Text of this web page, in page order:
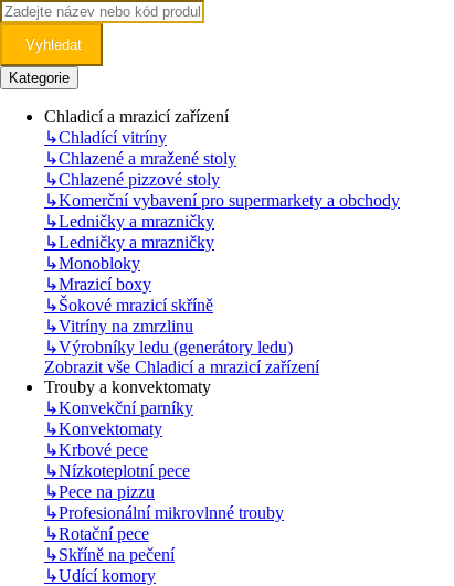
Vyhledat
Kategorie
Chladicí a mrazicí zařízení
↳Chladící vitríny
↳Chlazené a mražené stoly
↳Chlazené pizzové stoly
↳Komerční vybavení pro supermarkety a obchody
↳Ledničky a mrazničky
↳Ledničky a mrazničky
↳Monobloky
↳Mrazicí boxy
↳Šokové mrazicí skříně
↳Vitríny na zmrzlinu
↳Výrobníky ledu (generátory ledu)
Zobrazit vše Chladicí a mrazicí zařízení
Trouby a konvektomaty
↳Konvekční parníky
↳Konvektomaty
↳Krbové pece
↳Nízkoteplotní pece
↳Pece na pizzu
↳Profesionální mikrovlnné trouby
↳Rotační pece
↳Skříně na pečení
↳Udící komory